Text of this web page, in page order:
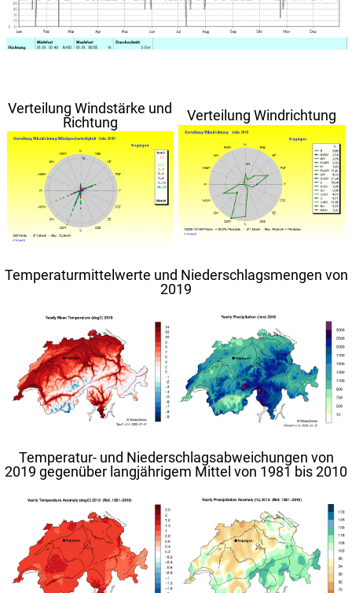
Verteilung Windstärke und
Richtung
Verteilung Windrichtung
Temperaturmittelwerte und Niederschlagsmengen von
2019
Temperatur- und Niederschlagsabweichungen von
2019 gegenüber langjährigem Mittel von 1981 bis 2010